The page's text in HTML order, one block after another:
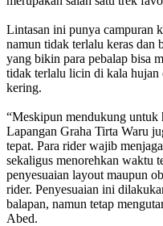
Lintasan ini punya campuran
namun tidak terlalu keras dan
yang bikin para pebalap bisa
tidak terlalu licin di kala hujan
kering.
“Meskipun mendukung untuk
Lapangan Graha Tirta Waru
tepat. Para rider wajib
sekaligus menorehkan waktu
penyesuaian layout maupun
rider. Penyesuaian ini
balapan, namun tetap
Abed.